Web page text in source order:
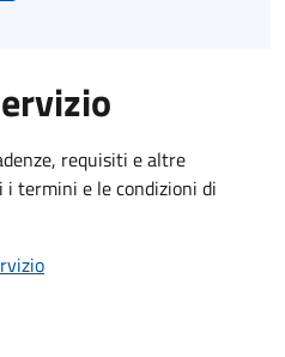
requisiti e altre
termini e le condizioni di